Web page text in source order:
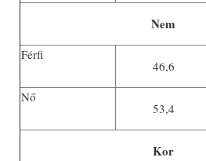
Nem
Férfi
46,6
Nő
53,4
Kor